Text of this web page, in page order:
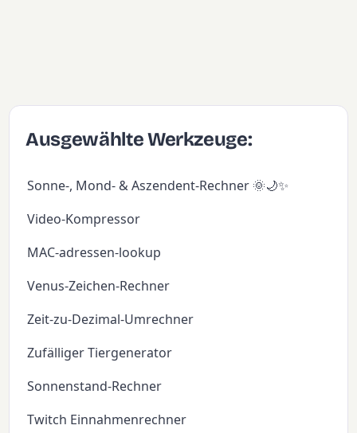
Ausgewählte Werkzeuge:
Sonne-, Mond- & Aszendent-Rechner 🌞🌙✨
Video-Kompressor
MAC-adressen-lookup
Venus-Zeichen-Rechner
Zeit-zu-Dezimal-Umrechner
Zufälliger Tiergenerator
Sonnenstand-Rechner
Twitch Einnahmenrechner